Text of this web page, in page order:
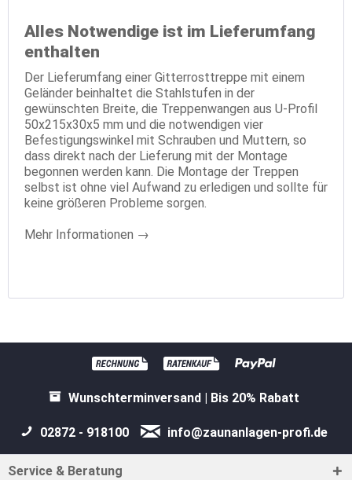
Alles Notwendige ist im Lieferumfang
enthalten
Der Lieferumfang einer Gitterrosttreppe mit einem
Geländer beinhaltet die Stahlstufen in der
gewünschten Breite, die Treppenwangen aus U-Profil
50x215x30x5 mm und die notwendigen vier
Befestigungswinkel mit Schrauben und Muttern, so
dass direkt nach der Lieferung mit der Montage
begonnen werden kann. Die Montage der Treppen
selbst ist ohne viel Aufwand zu erledigen und sollte für
keine größeren Probleme sorgen.
Mehr Informationen →
Wunschterminversand | Bis 20% Rabatt
02872 - 918100 info@zaunanlagen-profi.de
Service & Beratung